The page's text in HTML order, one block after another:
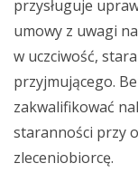
przysługuje
umowy z uwagi
w uczciwość,
przyjmującego.
zakwalifikować
staranności przy
zleceniobiorcę.